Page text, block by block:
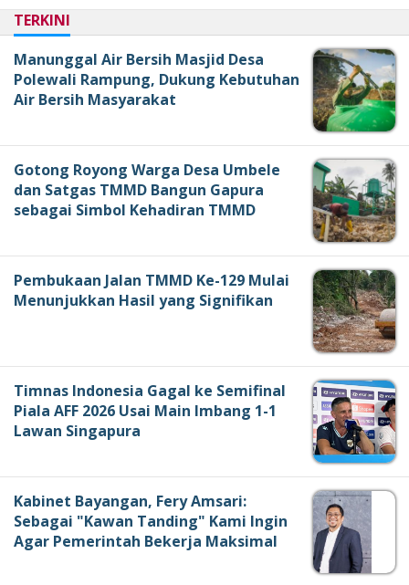
TERKINI
Manunggal Air Bersih Masjid Desa
Polewali Rampung, Dukung Kebutuhan
Air Bersih Masyarakat
Gotong Royong Warga Desa Umbele
dan Satgas TMMD Bangun Gapura
sebagai Simbol Kehadiran TMMD
Pembukaan Jalan TMMD Ke-129 Mulai
Menunjukkan Hasil yang Signifikan
Timnas Indonesia Gagal ke Semifinal
Piala AFF 2026 Usai Main Imbang 1-1
Lawan Singapura
Kabinet Bayangan, Fery Amsari:
Sebagai "Kawan Tanding" Kami Ingin
Agar Pemerintah Bekerja Maksimal